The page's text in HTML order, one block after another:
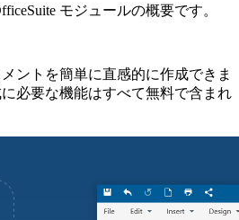
モジュールの概要です。
ントを簡単に直感的に作成できま
必要な機能はすべて無料で含まれ